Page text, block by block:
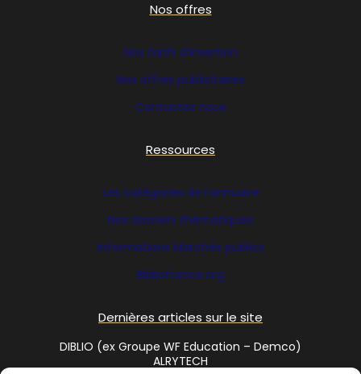
Nos offres
Nos tarifs d’insertion
Nos offres publicitaires
Contactez nous
Ressources
Les catégories de l’annuaire
Nos dossiers thématiques
Informations Marchés publics
Bibliofrance.org
Dernières articles sur le site
DIBLIO (ex Groupe WF Education – Demco)
ALRYTECH